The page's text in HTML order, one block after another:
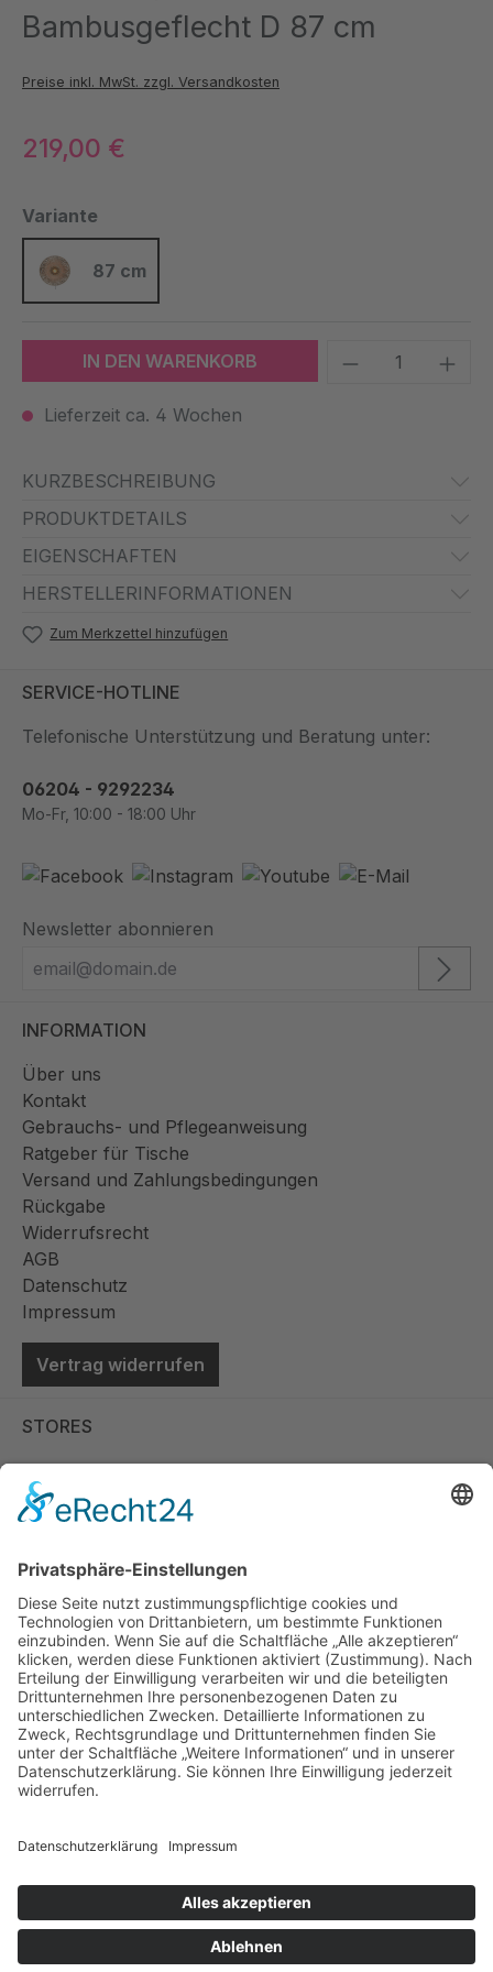
Bambusgeflecht D 87 cm
Preise inkl. MwSt. zzgl. Versandkosten
219,00 €
Variante
87 cm
87 cm
IN DEN WARENKORB Produkt
Lieferzeit ca. 4 Wochen
KURZBESCHREIBUNG
PRODUKTDETAILS
EIGENSCHAFTEN
HERSTELLERINFORMATIONEN
Zum Merkzettel hinzufügen
SERVICE-HOTLINE
Telefonische Unterstützung und Beratung unter:
06204 - 9292234
Mo-Fr, 10:00 - 18:00 Uhr
Newsletter abonnieren
INFORMATION
Über uns
Kontakt
Gebrauchs- und Pflegeanweisung
Ratgeber für Tische
Versand und Zahlungsbedingungen
Rückgabe
Widerrufsrecht
AGB
Datenschutz
Impressum
Vertrag widerrufen
STORES
Store Viernheim
Store Berlin
Handelspartner Köln
SICHERE BEZAHLUNG
ZUVERLÄSSIGER VERSAND
Alle Preise inkl. gesetzl. Mehrwertsteuer zzgl.
Versandkostenund ggf. Nachnahmegebühren, wenn